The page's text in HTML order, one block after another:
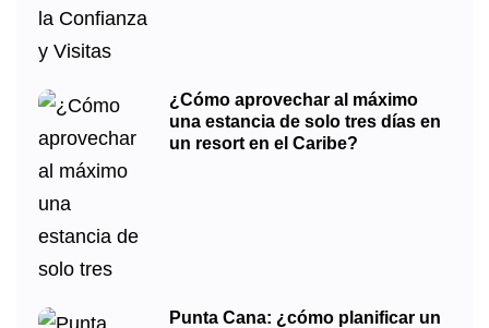
¿Cómo aprovechar al máximo
una estancia de solo tres días en
un resort en el Caribe?
Punta Cana: ¿cómo planificar un